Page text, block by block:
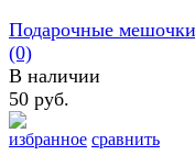
избранное сравнить
Подарочные
(0)
В наличии
50 руб.